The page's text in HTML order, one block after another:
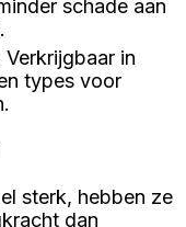
schade aan
Verkrijgbaar in
types voor
sterk, hebben ze
dan